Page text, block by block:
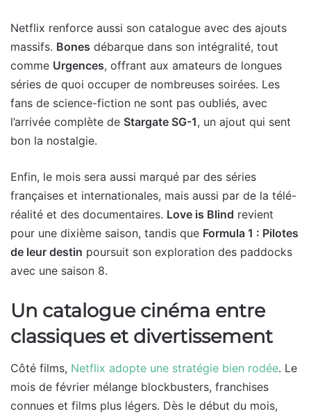
Netflix renforce aussi son catalogue avec des ajouts
massifs. Bones débarque dans son intégralité, tout
comme Urgences, offrant aux amateurs de longues
séries de quoi occuper de nombreuses soirées. Les
fans de science-fiction ne sont pas oubliés, avec
l’arrivée complète de Stargate SG-1, un ajout qui sent
bon la nostalgie.
Enfin, le mois sera aussi marqué par des séries
françaises et internationales, mais aussi par de la télé-
réalité et des documentaires. Love is Blind revient
pour une dixième saison, tandis que Formula 1 : Pilotes
de leur destin poursuit son exploration des paddocks
avec une saison 8.
Un catalogue cinéma entre
classiques et divertissement
Côté films, Netflix adopte une stratégie bien rodée. Le
mois de février mélange blockbusters, franchises
connues et films plus légers. Dès le début du mois,